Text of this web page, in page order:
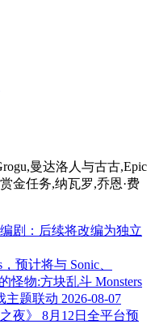
曼达洛人与古古,Epic
金任务,纳瓦罗,乔恩·费
剧：后续将改编为独立
预计将与 Sonic、
怪物:方块乱斗 Monsters
主题联动 2026-08-07
夜》 8月12日全平台预